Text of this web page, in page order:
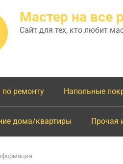
Мастер на все
Сайт для тех, кто любит
по ремонту Напольные
дома/квартиры Прочая